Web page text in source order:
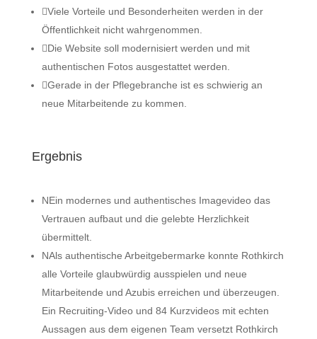
Viele Vorteile und Besonderheiten werden in der
Öffentlichkeit nicht wahrgenommen.
Die Website soll modernisiert werden und mit
authentischen Fotos ausgestattet werden.
Gerade in der Pflegebranche ist es schwierig an
neue Mitarbeitende zu kommen.
Ergebnis
NEin modernes und authentisches Imagevideo das
Vertrauen aufbaut und die gelebte Herzlichkeit
übermittelt.
NAls authentische Arbeitgebermarke konnte Rothkirch
alle Vorteile glaubwürdig ausspielen und neue
Mitarbeitende und Azubis erreichen und überzeugen.
Ein Recruiting-Video und 84 Kurzvideos mit echten
Aussagen aus dem eigenen Team versetzt Rothkirch